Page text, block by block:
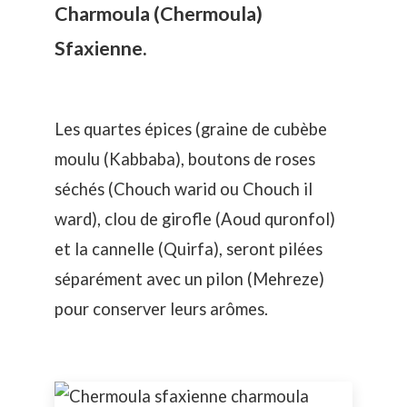
Charmoula (Chermoula)
Sfaxienne.
Les quartes épices (graine de cubèbe
moulu (Kabbaba), boutons de roses
séchés (Chouch warid ou Chouch il
ward), clou de girofle (Aoud quronfol)
et la cannelle (Quirfa), seront pilées
séparément avec un pilon (Mehreze)
pour conserver leurs arômes.